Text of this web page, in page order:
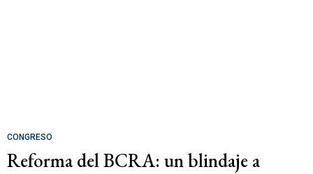
CONGRESO
Reforma del BCRA: un blindaje a